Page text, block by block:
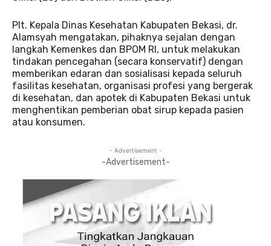
Plt. Kepala Dinas Kesehatan Kabupaten Bekasi, dr.
Alamsyah mengatakan, pihaknya sejalan dengan
langkah Kemenkes dan BPOM RI, untuk melakukan
tindakan pencegahan (secara konservatif) dengan
memberikan edaran dan sosialisasi kepada seluruh
fasilitas kesehatan, organisasi profesi yang bergerak
di kesehatan, dan apotek di Kabupaten Bekasi untuk
menghentikan pemberian obat sirup kepada pasien
atau konsumen.
- Advertisement -
-Advertisement-